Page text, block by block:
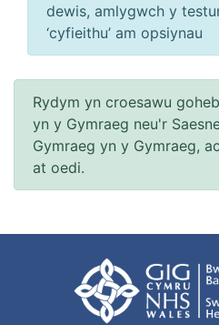
dewis, amlygwch y
‘cyfieithu’ am opsiynau
Rydym yn croesawu
yn y Gymraeg neu'r
Gymraeg yn y Gymraeg,
at oedi.